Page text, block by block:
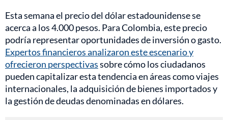
Esta semana el precio del dólar estadounidense se
acerca a los 4.000 pesos. Para Colombia, este precio
podría representar oportunidades de inversión o gasto.
Expertos financieros analizaron este escenario y
ofrecieron perspectivassobre cómo los ciudadanos
pueden capitalizar esta tendencia en áreas como viajes
internacionales, la adquisición de bienes importados y
la gestión de deudas denominadas en dólares.